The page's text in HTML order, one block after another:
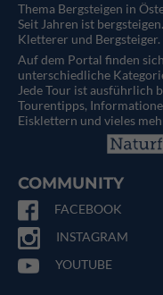
Thema Bergsteigen in
Seit Jahren ist
Kletterer und Bergsteiger.
Auf dem Portal finden
unterschiedliche
Jede Tour ist ausführlich
Tourentipps,
Eisklettern und vieles
COMMUNITY
FACEBOOK
INSTAGRAM
YOUTUBE